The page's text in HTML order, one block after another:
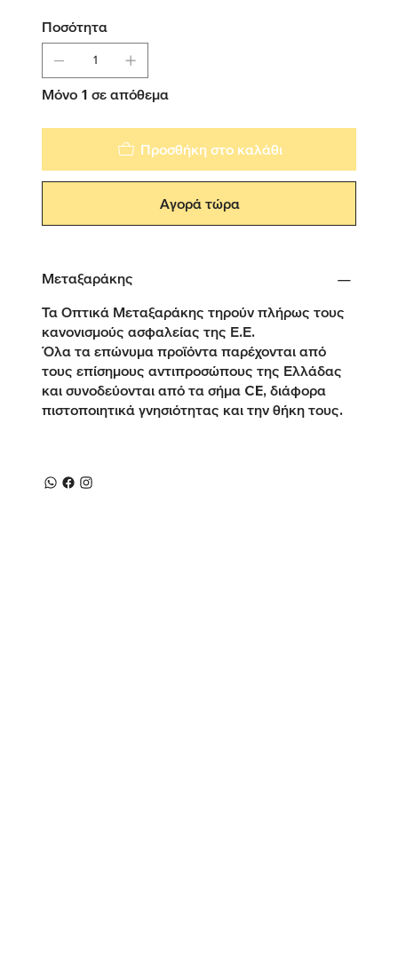
Ποσότητα
Μόνο 1 σε απόθεμα
Προσθήκη στο καλάθι
Αγορά τώρα
Μεταξαράκης
Τα Οπτικά Μεταξαράκης τηρούν πλήρως τους
κανονισμούς ασφαλείας της Ε.Ε.
Όλα τα επώνυμα προϊόντα παρέχονται από
τους επίσημους αντιπροσώπους της Ελλάδας
και συνοδεύονται από τα σήμα CE, διάφορα
πιστοποιητικά γνησιότητας και την θήκη τους.